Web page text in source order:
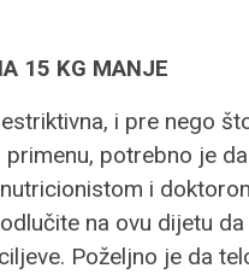
15 KG MANJE
i pre nego
primenu, potrebno je
i
na ovu dijetu
Poželjno je da